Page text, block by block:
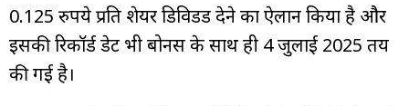
0.125 रुपये प्रति शेयर डिविडेंड देने का ऐलान किया है और
इसकी रिकॉर्ड डेट भी बोनस के साथ ही 4 जुलाई 2025 तय
की गई है।